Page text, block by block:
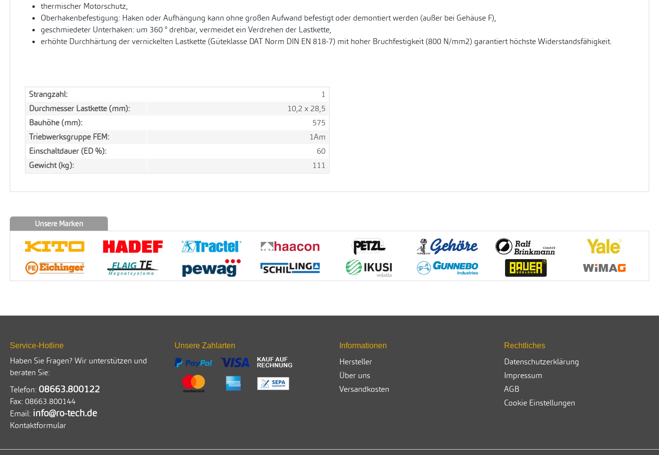
thermischer Motorschutz,
Oberhakenbefestigung: Haken oder Aufhängung kann ohne großen Aufwand befestigt oder demontiert werden (außer bei Gehäuse F),
geschmiedeter Unterhaken: um 360 ° drehbar, vermeidet ein Verdrehen der Lastkette,
erhöhte Durchhärtung der vernickelten Lastkette (Güteklasse DAT Norm DIN EN 818-7) mit hoher Bruchfestigkeit (800 N/mm2) garantiert höchste Widerstandsfähigkeit.
Strangzahl:
1
Durchmesser Lastkette (mm):
10,2 x 28,5
Bauhöhe (mm):
575
Triebwerksgruppe FEM:
1Am
Einschaltdauer (ED %):
60
Gewicht (kg):
111
Unsere Marken
Service-Hotline
Haben Sie Fragen? Wir unterstützen und
beraten Sie:
Telefon: 08663.800122
Fax: 08663.800144
Email: info@ro-tech.de
Kontaktformular
Unsere Zahlarten Informationen
Hersteller
Über uns
Versandkosten
Rechtliches
Datenschutzerklärung
Impressum
AGB
Cookie Einstellungen